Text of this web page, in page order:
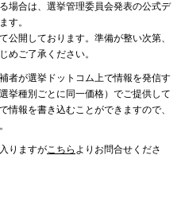
場合は、選挙管理委員会発表の公式デ
す。
開しております。準備が整い次第、
めご了承ください。
者が選挙ドットコム上で情報を発信す
挙種別ごとに同一価格）でご提供して
情報を書き込むことができますので、
りますがこちら よりお問合せくださ